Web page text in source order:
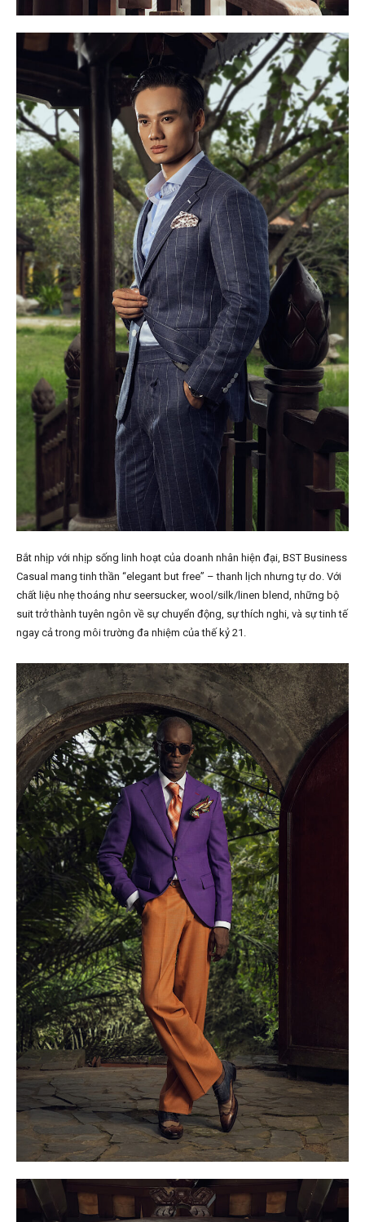
Bắt nhịp với nhịp sống linh hoạt của doanh nhân hiện đại, BST Business
Casual mang tinh thần “elegant but free” – thanh lịch nhưng tự do. Với
chất liệu nhẹ thoáng như seersucker, wool/silk/linen blend, những bộ
suit trở thành tuyên ngôn về sự chuyển động, sự thích nghi, và sự tinh tế
ngay cả trong môi trường đa nhiệm của thế kỷ 21.